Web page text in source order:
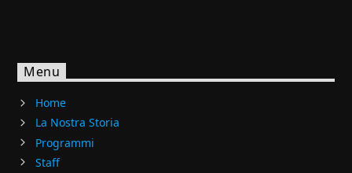
Menu
Home
La Nostra Storia
Programmi
Staff